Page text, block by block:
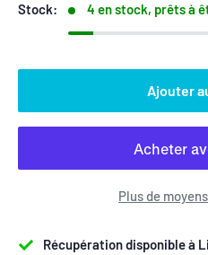
Stock: 4 en stock, prêts à
Ajouter
Plus de
Récupération disponible à